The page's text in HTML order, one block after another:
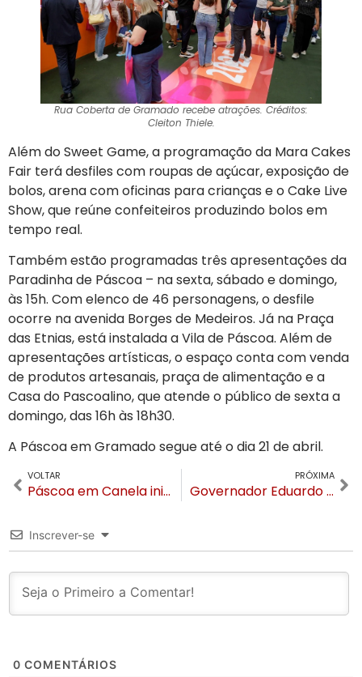
Rua Coberta de Gramado recebe atrações. Créditos:
Cleiton Thiele.
Além do Sweet Game, a programação da Mara Cakes
Fair terá desfiles com roupas de açúcar, exposição de
bolos, arena com oficinas para crianças e o Cake Live
Show, que reúne confeiteiros produzindo bolos em
tempo real.
Também estão programadas três apresentações da
Paradinha de Páscoa – na sexta, sábado e domingo,
às 15h. Com elenco de 46 personagens, o desfile
ocorre na avenida Borges de Medeiros. Já na Praça
das Etnias, está instalada a Vila de Páscoa. Além de
apresentações artísticas, o espaço conta com venda
de produtos artesanais, praça de alimentação e a
Casa do Pascoalino, que atende o público de sexta a
domingo, das 16h às 18h30.
A Páscoa em Gramado segue até o dia 21 de abril.
VOLTAR
Páscoa em Canela inicia sexta (4) e seguirá até o dia 20 de abril
PRÓXIMA
Governador Eduardo Leite recebe convite para o Connection Gramado
Inscrever-se
0 COMENTÁRIOS